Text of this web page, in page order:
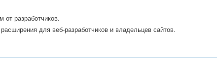
от разработчиков.
для веб-разработчиков и владельцев сайтов.